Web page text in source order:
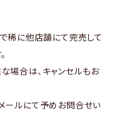
稀に他店舗にて完売して
場合は、キャンセルもお
ールにて予めお問合せい